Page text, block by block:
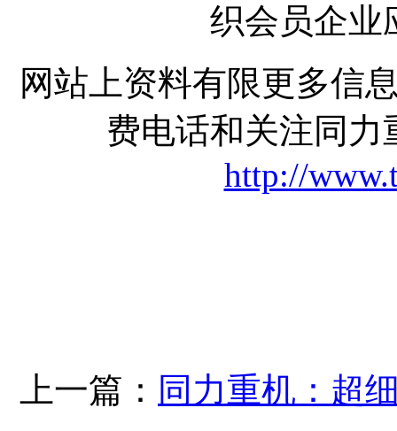
织会员企业
网站上资料有限更多信
费电话和关注同
http://
上一篇： 同力重机：超